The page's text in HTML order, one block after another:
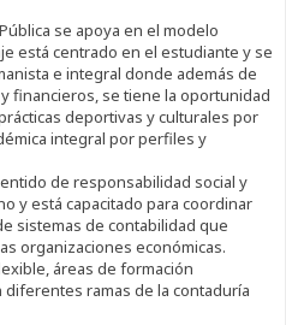
se apoya en el modelo
está centrado en el estudiante y se
e integral donde además de
financieros, se tiene la oportunidad
deportivas y culturales por
integral por perfiles y
de responsabilidad social y
y está capacitado para coordinar
sistemas de contabilidad que
organizaciones económicas.
áreas de formación
ramas de la contaduría